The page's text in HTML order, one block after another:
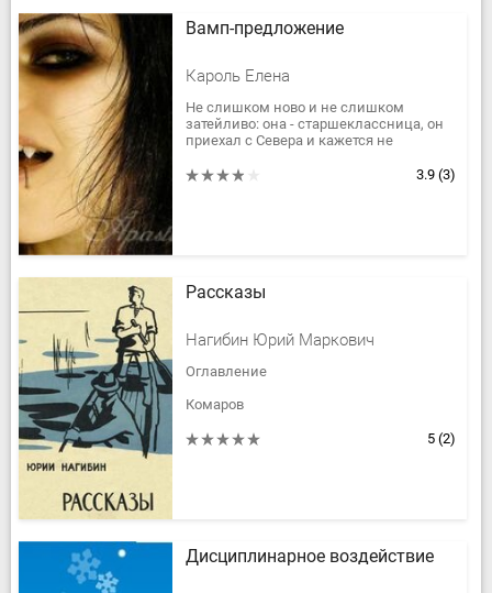
Вамп-предложение
Кароль Елена
Не слишком ново и не слишком
затейливо: она - старшеклассница, он
приехал с Севера и кажется не
Любовь с первого взгляда? Вряд... 3.9 (3)
Рассказы
Нагибин Юрий Маркович
Оглавление
Комаров
Ваганов
5 (2)
Дисциплинарное воздействие